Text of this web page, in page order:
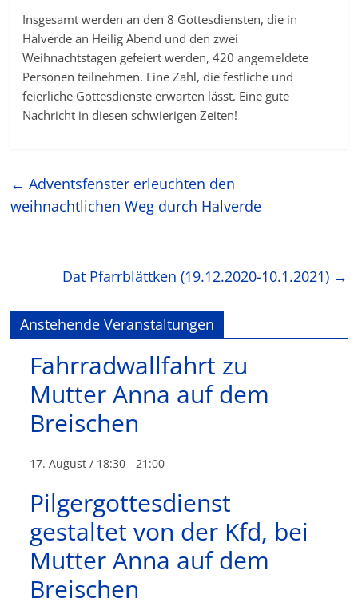
Insgesamt werden an den 8 Gottesdiensten, die in
Halverde an Heilig Abend und den zwei
Weihnachtstagen gefeiert werden, 420 angemeldete
Personen teilnehmen. Eine Zahl, die festliche und
feierliche Gottesdienste erwarten lässt. Eine gute
Nachricht in diesen schwierigen Zeiten!
← Adventsfenster erleuchten den
weihnachtlichen Weg durch Halverde
Dat Pfarrblättken (19.12.2020-10.1.2021) →
Anstehende Veranstaltungen
Fahrradwallfahrt zu
Mutter Anna auf dem
Breischen
17. August / 18:30 - 21:00
Pilgergottesdienst
gestaltet von der Kfd, bei
Mutter Anna auf dem
Breischen